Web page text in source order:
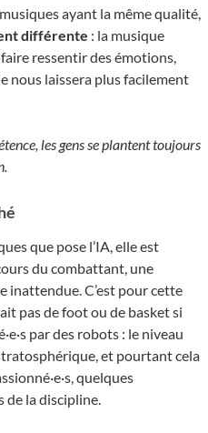
ayant la même qualité,
différente : la musique
ressentir des émotions,
nous laissera plus facilement
les gens se plantent toujours
que pose l’IA, elle est
du combattant, une
inattendue. C’est pour cette
pas de foot ou de basket si
par des robots : le niveau
et pourtant cela
quelques
de la discipline.